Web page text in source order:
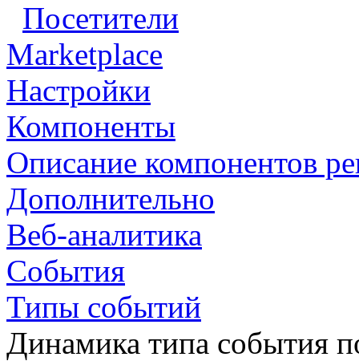
Посетители
Marketplace
Настройки
Компоненты
Описание компонентов
Дополнительно
Веб-аналитика
События
Типы событий
Динамика типа события